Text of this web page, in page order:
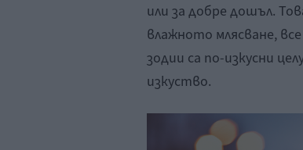
или за добре дошъл.
влажното млясване,
зодии са по-изкусни
изкуство.